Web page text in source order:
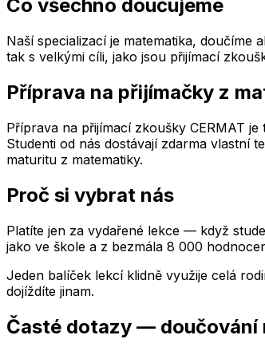
Co všechno doučujeme
Naší specializací je matematika, doučíme
tak s velkými cíli, jako jsou přijímací
Příprava na přijímačky z
Příprava na přijímací zkoušky CERMAT
Studenti od nás dostávají zdarma vlastní
maturitu z matematiky.
Proč si vybrat nás
Platíte jen za vydařené lekce — když
jako ve škole a z bezmála 8 000
Jeden balíček lekcí klidně využije celá
dojíždíte jinam.
Časté dotazy — doučování